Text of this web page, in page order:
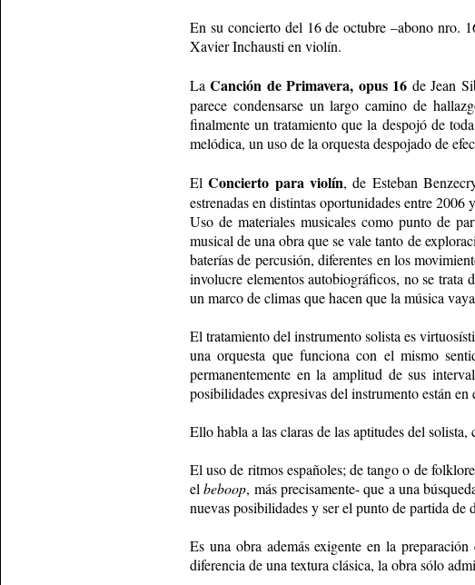
En su concierto del 16 de octubre –abono nro.
Xavier Inchausti en violín.
LaCanción de Primavera, opus 16 de Jean
parece condensarse un largo camino de
finalmente un tratamiento que la despojó de
melódica, un uso de la orquesta despojado de
ElConcierto para violín, de Esteban
estrenadas en distintas oportunidades entre
Uso de materiales musicales como punto de
musical de una obra que se vale tanto de
baterías de percusión, diferentes en los
involucre elementos autobiográficos, no se trata
un marco de climas que hacen que la música
El tratamiento del instrumento solista es
una orquesta que funciona con el mismo
permanentemente en la amplitud de sus
posibilidades expresivas del instrumento están en
Ello habla a las claras de las aptitudes del
El uso de ritmos españoles; de tango o de
elbeboop, más precisamente- que a una
nuevas posibilidades y ser el punto de partida de
Es una obra además exigente en la
diferencia de una textura clásica, la obra sólo